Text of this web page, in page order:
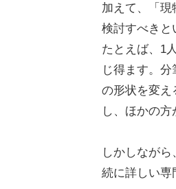
加えて、「
検討すべきと
たとえば、 1
じ得ます。分
の形状を変え
し、ほかの方
しかしなが
続に詳しい専